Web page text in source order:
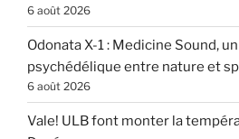
6 août 2026
Odonata X-1 : Medicine Sound,
psychédélique entre nature et
6 août 2026
Vale! ULB font monter la